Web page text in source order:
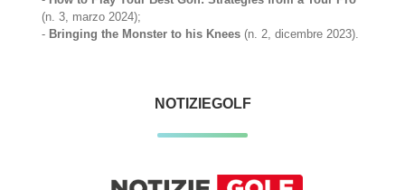
(n. 3, marzo 2024);
- Bringing the Monster to his Knees (n. 2, dicembre 2023).
NOTIZIEGOLF